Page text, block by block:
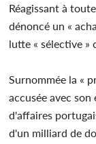
Réagissant à
dénoncé un «
lutte « sélective »
Surnommée la «
accusée avec
d'affaires
d'un milliard de